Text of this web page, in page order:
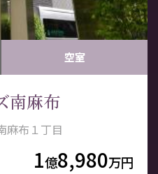
空室
南麻布
麻布１丁目
1億8,980万円